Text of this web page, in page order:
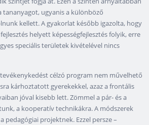
ugyanis a különböző
kellett. A gyakorlat később igazolta, hogy
helyett képességfejlesztés folyik, erre
speciális területek kivételével nincs
tevékenykedést célzó program nem művelhető
kárhoztatott gyerekekkel, azaz a frontális
jóval kisebb lett. Zömmel a pár- és a
a kooperatív technikákra. A módszerek
pedagógiai projektnek. Ezzel persze –